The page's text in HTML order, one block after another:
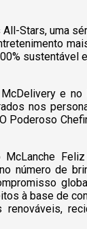
Stars, uma
sustentável
e no
nos
Poderoso
número de
à base de